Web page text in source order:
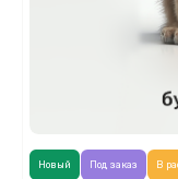
Новый Под заказ В